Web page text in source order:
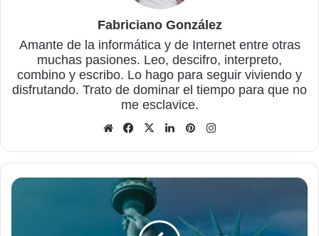
Fabriciano González
Amante de la informática y de Internet entre otras
muchas pasiones. Leo, descifro, interpreto,
combino y escribo. Lo hago para seguir viviendo y
disfrutando. Trato de dominar el tiempo para que no
me esclavice.
Sitio
Facebook
X LinkedInPinterest
Sin